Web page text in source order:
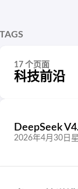
TAGS
17 个页面
科技前沿
DeepSeek
2026年4月30日